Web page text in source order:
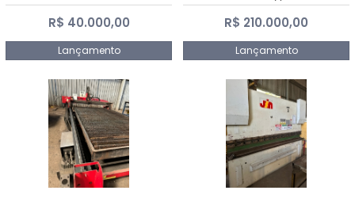
R$ 40.000,00
Lançamento
MaxPro 200
R$ 210.000,00
Lançamento